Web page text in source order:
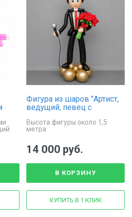
Фигура из шаров "Артист,
ведущий, певец с
Высота фигуры около 1,5
метра
14 000 руб.
В КОРЗИНУ
КУПИТЬ В 1 КЛИК